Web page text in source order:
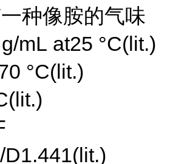
种像胺的气味
mL at25 °C(lit.)
°C(lit.)